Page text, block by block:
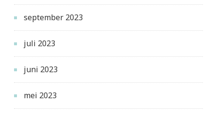
september 2023
juli 2023
juni 2023
mei 2023